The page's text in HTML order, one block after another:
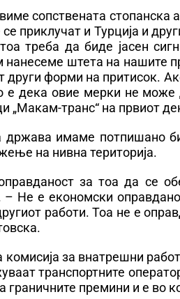
сопствената
приклучат и Турција и
треба да биде јасен
штета на нашите
други форми на притисок.
е дека овие мерки не
„Макам-транс“ на првиот
држава имаме потпишано
на нивна територија.
за тоа да се
– Не е економски
работи. Тоа не е
комисија за внатрешни
транспортните
граничните премини и е во